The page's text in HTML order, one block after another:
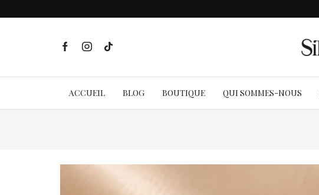
ACCUEIL BLOG BOUTIQUE QUI SOMMES-NOUS